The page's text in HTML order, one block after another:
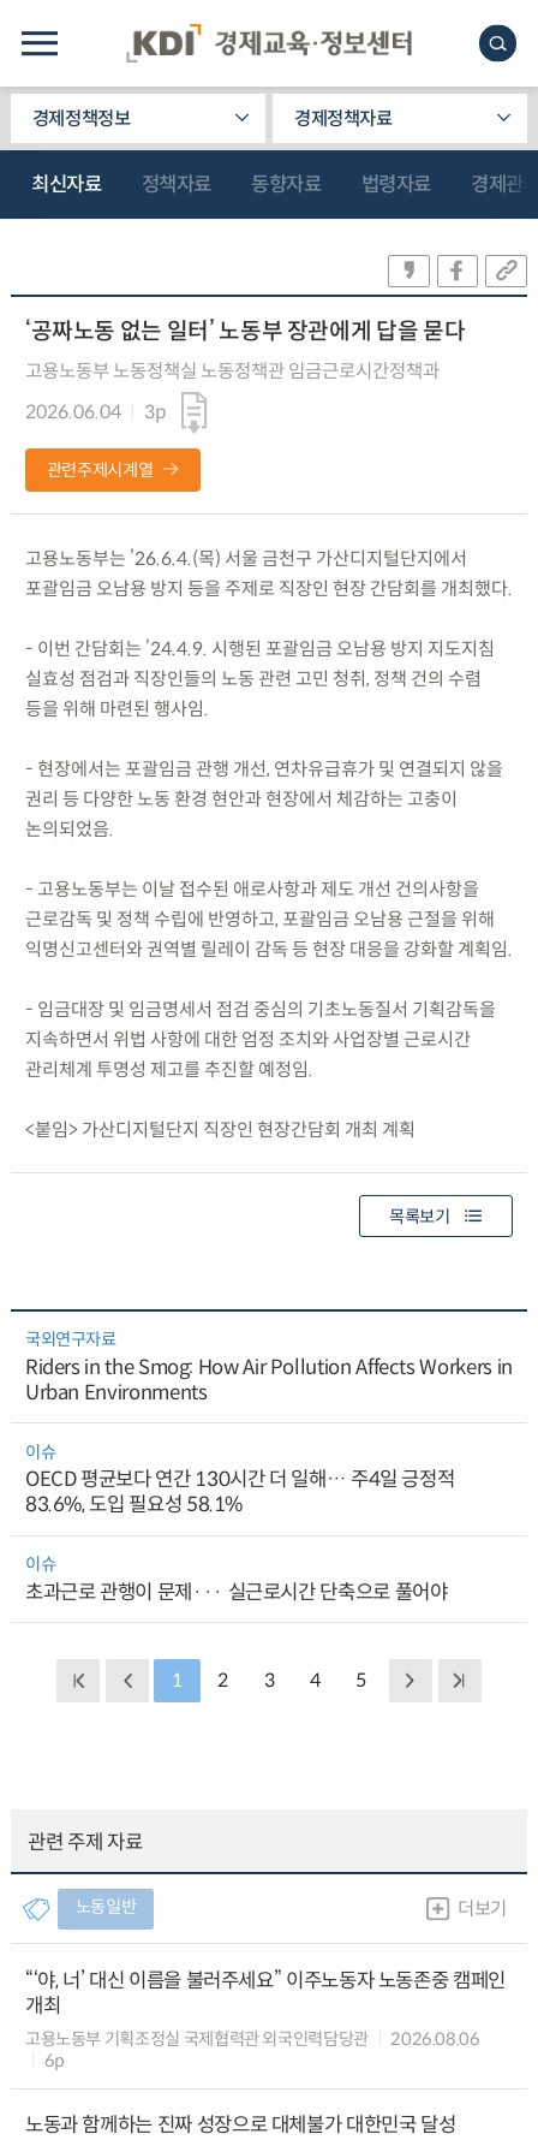
경제정책정보 경제정책자료
최신자료 정책자료 동향자료 법령자료 경제관
‘공짜노동 없는 일터’ 노동부 장관에게 답을 묻다
고용노동부 노동정책실 노동정책관 임금근로시간정책과
2026.06.04
3p
관련주제시계열
고용노동부는 ’26.6.4.(목) 서울 금천구 가산디지털단지에서
포괄임금 오남용 방지 등을 주제로 직장인 현장 간담회를 개최했다.
- 이번 간담회는 ’24.4.9. 시행된 포괄임금 오남용 방지 지도지침
실효성 점검과 직장인들의 노동 관련 고민 청취, 정책 건의 수렴
등을 위해 마련된 행사임.
- 현장에서는 포괄임금 관행 개선, 연차유급휴가 및 연결되지 않을
권리 등 다양한 노동 환경 현안과 현장에서 체감하는 고충이
논의되었음.
- 고용노동부는 이날 접수된 애로사항과 제도 개선 건의사항을
근로감독 및 정책 수립에 반영하고, 포괄임금 오남용 근절을 위해
익명신고센터와 권역별 릴레이 감독 등 현장 대응을 강화할 계획임.
- 임금대장 및 임금명세서 점검 중심의 기초노동질서 기획감독을
지속하면서 위법 사항에 대한 엄정 조치와 사업장별 근로시간
관리체계 투명성 제고를 추진할 예정임.
<붙임> 가산디지털단지 직장인 현장간담회 개최 계획
목록보기
국외연구자료
Riders in the Smog: How Air Pollution Affects Workers in
Urban Environments
이슈
OECD 평균보다 연간 130시간 더 일해… 주4일 긍정적
83.6%, 도입 필요성 58.1%
이슈
초과근로 관행이 문제··· 실근로시간 단축으로 풀어야
1 2 3 4 5
관련 주제 자료
노동일반 더보기
“‘야, 너’ 대신 이름을 불러주세요” 이주노동자 노동존중 캠페인
개최
고용노동부 기획조정실 국제협력관 외국인력담당관
2026.08.06
6p
노동과 함께하는 진짜 성장으로 대체불가 대한민국 달성